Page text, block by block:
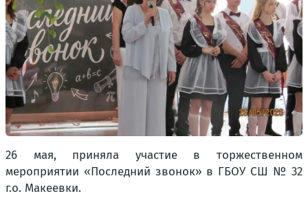
26 мая, приняла участие в торжественном
мероприятии «Последний звонок» в ГБОУ СШ № 32
г.о. Макеевки.